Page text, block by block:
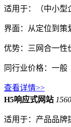
适用于：（中小型
界面：从定位到策
优势：三网合一性
同行业价格：一般
查看详情>>
H5响应式网站
适用于：产品品牌